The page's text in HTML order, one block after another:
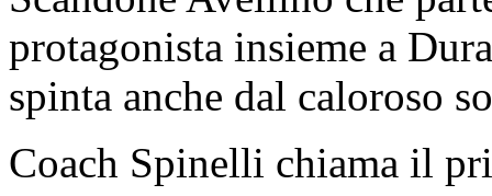
protagonista insieme a
spinta anche dal caloroso
Coach Spinelli chiama il